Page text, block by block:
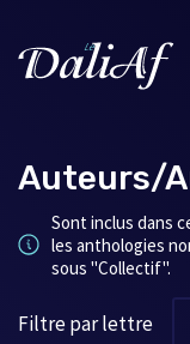
Auteurs/
Sont inclus dans
les anthologies
sous "Collectif".
Filtre par lettre